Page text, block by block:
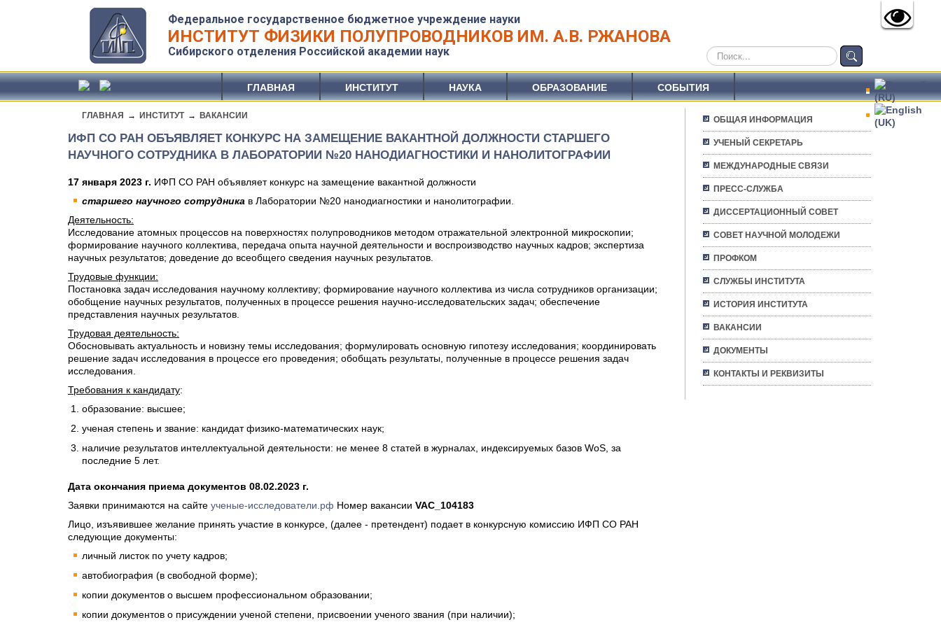
Искать...
Федеральное государственное бюджетное учреждение науки
ИНСТИТУТ ФИЗИКИ ПОЛУПРОВОДНИКОВ ИМ. А.В. РЖАНОВА
Сибирского отделения Российской академии наук
ГЛАВНАЯ ИНСТИТУТ НАУКА ОБРАЗОВАНИЕ СОБЫТИЯ
ГЛАВНАЯ → ИНСТИТУТ → ВАКАНСИИ
ИФП СО РАН ОБЪЯВЛЯЕТ КОНКУРС НА ЗАМЕЩЕНИЕ ВАКАНТНОЙ ДОЛЖНОСТИ СТАРШЕГО
НАУЧНОГО СОТРУДНИКА В ЛАБОРАТОРИИ №20 НАНОДИАГНОСТИКИ И НАНОЛИТОГРАФИИ
17 января 2023 г. ИФП СО РАН объявляет конкурс на замещение вакантной должности
старшего научного сотрудника в Лаборатории №20 нанодиагностики и нанолитографии.
Деятельность:
Исследование атомных процессов на поверхностях полупроводников методом отражательной электронной микроскопии;
формирование научного коллектива, передача опыта научной деятельности и воспроизводство научных кадров; экспертиза
научных результатов; доведение до всеобщего сведения научных результатов.
Трудовые функции:
Постановка задач исследования научному коллективу; формирование научного коллектива из числа сотрудников организации;
обобщение научных результатов, полученных в процессе решения научно-исследовательских задач; обеспечение
представления научных результатов.
Трудовая деятельность:
Обосновывать актуальность и новизну темы исследования; формулировать основную гипотезу исследования; координировать
решение задач исследования в процессе его проведения; обобщать результаты, полученные в процессе решения задач
исследования.
Требования к кандидату:
образование: высшее;
ученая степень и звание: кандидат физико-математических наук;
наличие результатов интеллектуальной деятельности: не менее 8 статей в журналах, индексируемых базов WoS, за
последние 5 лет.
Дата окончания приема документов 08.02.2023 г.
Заявки принимаются на сайте ученые-исследователи.рф Номер вакансии VAC_104183
Лицо, изъявившее желание принять участие в конкурсе, (далее - претендент) подает в конкурсную комиссию ИФП СО РАН
следующие документы:
личный листок по учету кадров;
автобиография (в свободной форме);
копии документов о высшем профессиональном образовании;
копии документов о присуждении ученой степени, присвоении ученого звания (при наличии);
ОБЩАЯ ИНФОРМАЦИЯ
УЧЕНЫЙ СЕКРЕТАРЬ
МЕЖДУНАРОДНЫЕ СВЯЗИ
ПРЕСС-СЛУЖБА
ДИССЕРТАЦИОННЫЙ СОВЕТ
СОВЕТ НАУЧНОЙ МОЛОДЕЖИ
ПРОФКОМ
СЛУЖБЫ ИНСТИТУТА
ИСТОРИЯ ИНСТИТУТА
ВАКАНСИИ
ДОКУМЕНТЫ
КОНТАКТЫ И РЕКВИЗИТЫ